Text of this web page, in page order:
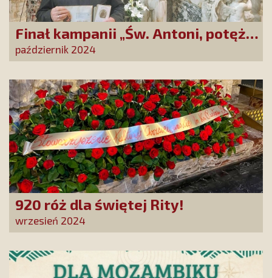
Finał kampanii „Św. Antoni, potężny
Cudotwórco, módl się za nami!”
październik 2024
920 róż dla świętej Rity!
wrzesień 2024